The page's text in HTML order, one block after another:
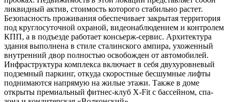
ликвидный актив, стоимость которого стабильно растет.
Безопасность проживания обеспечивает закрытая территория
под круглосуточной охраной, видеонаблюдением и контролем
КПП, а в подъезде работает консьерж-сервис. Архитектура
здания выполнена в стиле сталинского ампира, ухоженный
внутренний двор полностью освобожден от автомобилей.
Инфраструктура комплекса включает в себя двухуровневый
подземный паркинг, откуда скоростные бесшумные лифты
поднимаются напрямую на жилые этажи. Также в доме
открыты премиальный фитнес-клуб X-Fit с бассейном, спа-